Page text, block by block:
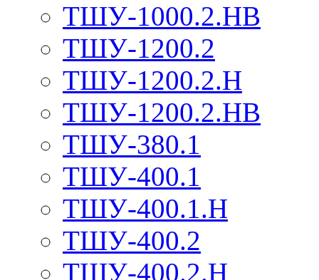
ТШУ-1000.2.НВ
ТШУ-1200.2
ТШУ-1200.2.Н
ТШУ-1200.2.НВ
ТШУ-380.1
ТШУ-400.1
ТШУ-400.1.Н
ТШУ-400.2
ТШУ-400.2.Н